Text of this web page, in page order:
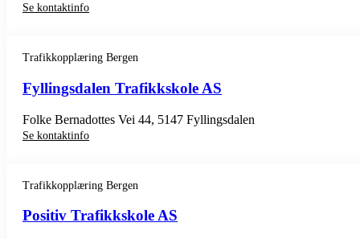
Se kontaktinfo
Trafikkopplæring Bergen
Fyllingsdalen Trafikkskole AS
Folke Bernadottes Vei 44, 5147 Fyllingsdalen
Se kontaktinfo
Trafikkopplæring Bergen
Positiv Trafikkskole AS